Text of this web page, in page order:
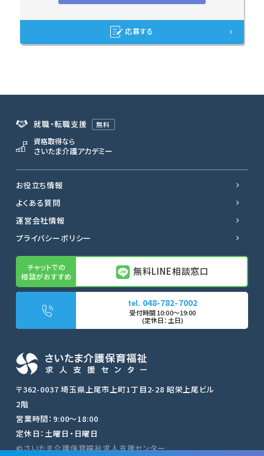
無料LINE相談窓口
転職サポートに申し込む
048-782-7002
応募する
〒362-0037 埼玉県上尾市上町1丁目2-28 昭栄上尾ビル
2階
営業時間：9:00〜18:00
定休日：土曜日・日曜日
©さいたま介護保育福祉求人支援センター
就職・転職支援 無料
資格取得なら
さいたま介護アカデミー
お役立ち情報
よくある質問
運営会社情報
プライバシーポリシー
無料LINE相談窓口
048-782-7002